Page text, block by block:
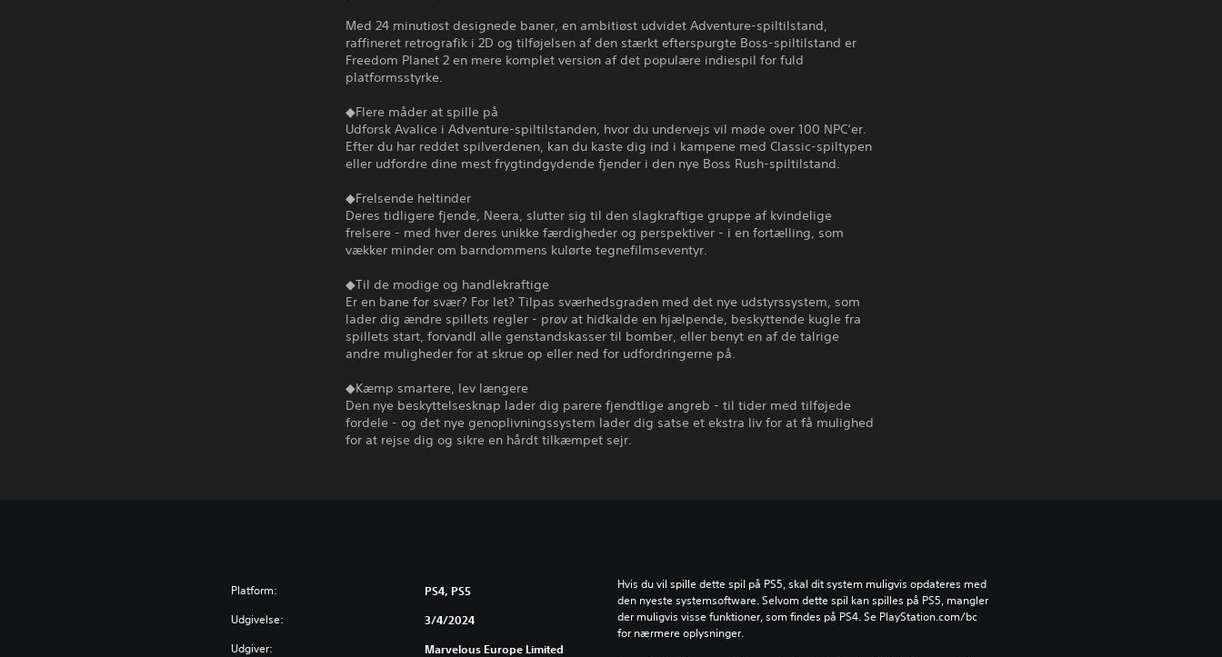
Med 24 minutiøst designede baner, en ambitiøst udvidet Adventure-spiltilstand,
raffineret retrografik i 2D og tilføjelsen af den stærkt efterspurgte Boss-spiltilstand er
Freedom Planet 2 en mere komplet version af det populære indiespil for fuld
platformsstyrke.
◆Flere måder at spille på
Udforsk Avalice i Adventure-spiltilstanden, hvor du undervejs vil møde over 100 NPC‘er.
Efter du har reddet spilverdenen, kan du kaste dig ind i kampene med Classic-spiltypen
eller udfordre dine mest frygtindgydende fjender i den nye Boss Rush-spiltilstand.
◆Frelsende heltinder
Deres tidligere fjende, Neera, slutter sig til den slagkraftige gruppe af kvindelige
frelsere - med hver deres unikke færdigheder og perspektiver - i en fortælling, som
vækker minder om barndommens kulørte tegnefilmseventyr.
◆Til de modige og handlekraftige
Er en bane for svær? For let? Tilpas sværhedsgraden med det nye udstyrssystem, som
lader dig ændre spillets regler - prøv at hidkalde en hjælpende, beskyttende kugle fra
spillets start, forvandl alle genstandskasser til bomber, eller benyt en af de talrige
andre muligheder for at skrue op eller ned for udfordringerne på.
◆Kæmp smartere, lev længere
Den nye beskyttelsesknap lader dig parere fjendtlige angreb - til tider med tilføjede
fordele - og det nye genoplivningssystem lader dig satse et ekstra liv for at få mulighed
for at rejse dig og sikre en hårdt tilkæmpet sejr.
Platform: PS4, PS5
Udgivelse: 3/4/2024
Udgiver: Marvelous Europe Limited
Hvis du vil spille dette spil på PS5, skal dit system muligvis opdateres med
den nyeste systemsoftware. Selvom dette spil kan spilles på PS5, mangler
der muligvis visse funktioner, som findes på PS4. Se PlayStation.com/bc
for nærmere oplysninger.